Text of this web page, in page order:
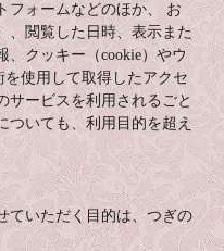
フォームなどのほか、 お
、閲覧した日時、表示また
、クッキー（cookie）やウ
を使用して取得したアクセ
サービスを利用されるごと
ついても、利用目的を超え
ていただく目的は、つぎの